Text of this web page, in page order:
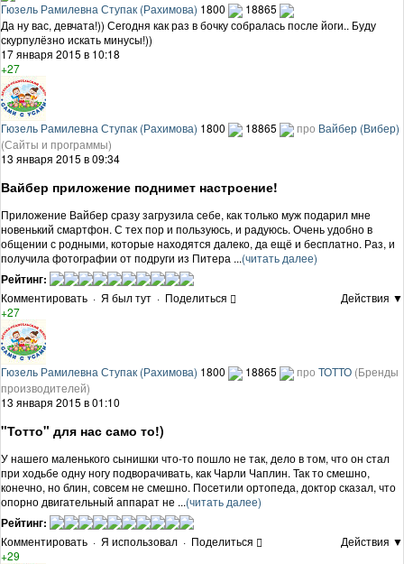
Гюзель Рамилевна Ступак (Рахимова) 1800
18865
Да ну вас, девчата!)) Сегодня как раз в бочку собралась после йоги.. Буду
скурпулёзно искать минусы!))
17 января 2015 в 10:18
+27
Гюзель Рамилевна Ступак (Рахимова) 1800 18865 про Вайбер (Вибер)
(Сайты и программы)
13 января 2015 в 09:34
Вайбер приложение поднимет настроение!
Приложение Вайбер сразу загрузила себе, как только муж подарил мне
новенький смартфон. С тех пор и пользуюсь, и радуюсь. Очень удобно в
общении с родными, которые находятся далеко, да ещё и бесплатно. Раз, и
получила фотографии от подруги из Питера ...(читать далее)
Рейтинг:
Комментировать · Я был тут · Поделиться
Действия ▼
+27
Гюзель Рамилевна Ступак (Рахимова) 1800 18865 про ТОТТО (Бренды
производителей)
13 января 2015 в 01:10
"Тотто" для нас само то!)
У нашего маленького сынишки что-то пошло не так, дело в том, что он стал
при ходьбе одну ногу подворачивать, как Чарли Чаплин. Так то смешно,
конечно, но блин, совсем не смешно. Посетили ортопеда, доктор сказал, что
опорно двигательный аппарат не ...(читать далее)
Рейтинг:
Комментировать · Я использовал · Поделиться
Действия ▼
+29